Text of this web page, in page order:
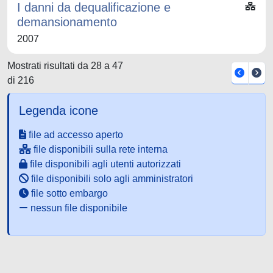
I danni da dequalificazione e
demansionamento
2007
Mostrati risultati da 28 a 47
di 216
Legenda icone
file ad accesso aperto
file disponibili sulla rete interna
file disponibili agli utenti autorizzati
file disponibili solo agli amministratori
file sotto embargo
nessun file disponibile